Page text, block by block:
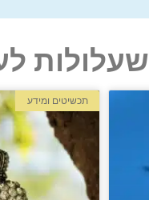
שעלולות
תכשיטים ומידע